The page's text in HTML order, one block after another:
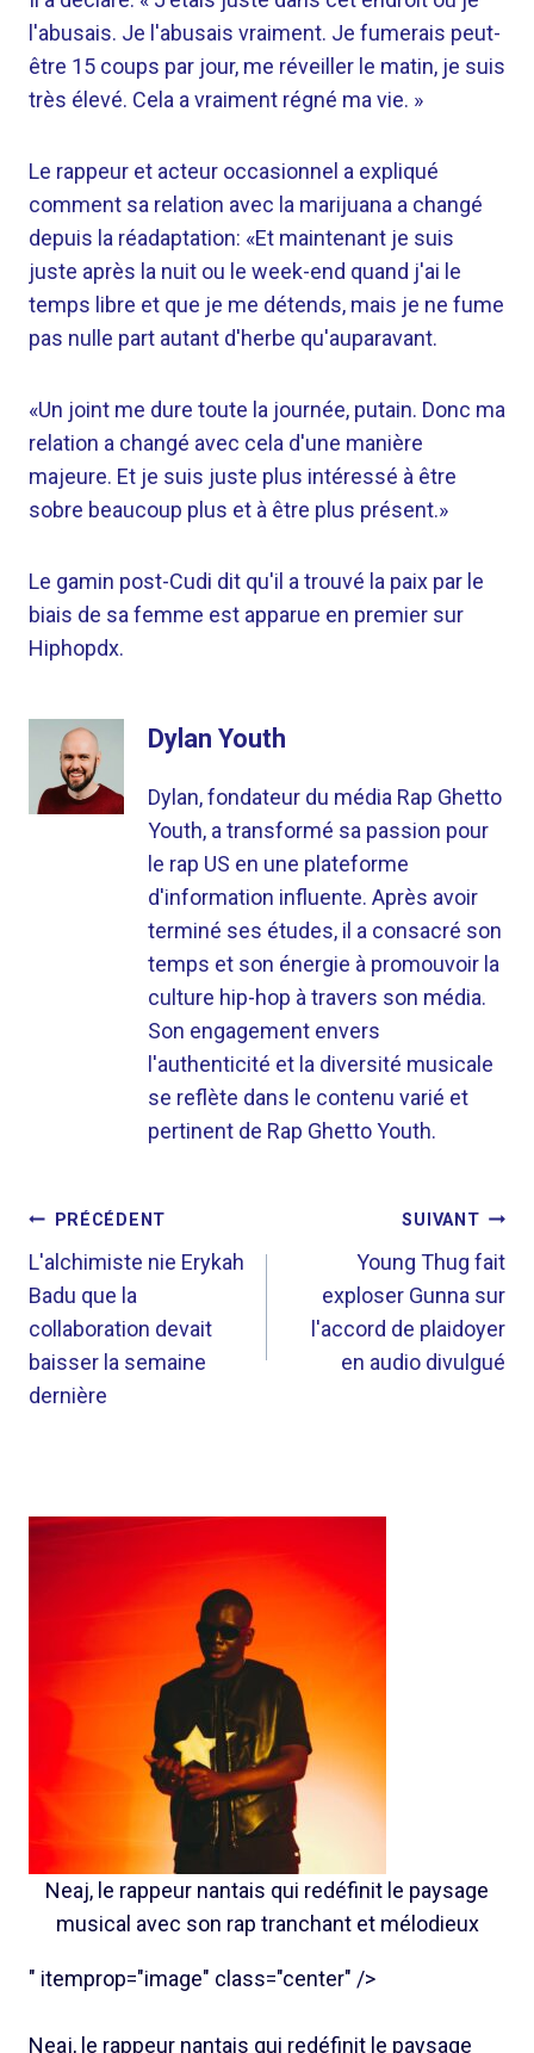
l'abusais. Je l'abusais vraiment. Je fumerais peut-
être 15 coups par jour, me réveiller le matin, je suis
très élevé. Cela a vraiment régné ma vie. »
Le rappeur et acteur occasionnel a expliqué
comment sa relation avec la marijuana a changé
depuis la réadaptation: «Et maintenant je suis
juste après la nuit ou le week-end quand j'ai le
temps libre et que je me détends, mais je ne fume
pas nulle part autant d'herbe qu'auparavant.
«Un joint me dure toute la journée, putain. Donc ma
relation a changé avec cela d'une manière
majeure. Et je suis juste plus intéressé à être
sobre beaucoup plus et à être plus présent.»
Le gamin post-Cudi dit qu'il a trouvé la paix par le
biais de sa femme est apparue en premier sur
Hiphopdx.
Dylan Youth
Dylan, fondateur du média Rap Ghetto
Youth, a transformé sa passion pour
le rap US en une plateforme
d'information influente. Après avoir
terminé ses études, il a consacré son
temps et son énergie à promouvoir la
culture hip-hop à travers son média.
Son engagement envers
l'authenticité et la diversité musicale
se reflète dans le contenu varié et
pertinent de Rap Ghetto Youth.
NAVIGATION
DE
L’ARTICLE
PRÉCÉDENT
L'alchimiste nie Erykah
Badu que la
collaboration devait
baisser la semaine
dernière
SUIVANT
Young Thug fait
exploser Gunna sur
l'accord de plaidoyer
en audio divulgué
Neaj, le rappeur nantais qui redéfinit le paysage
musical avec son rap tranchant et mélodieux
" itemprop="image" class="center" />
Neaj, le rappeur nantais qui redéfinit le paysage